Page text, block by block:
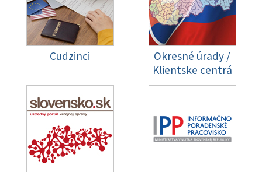
Cudzinci
Okresné úrady /
Klientske centrá